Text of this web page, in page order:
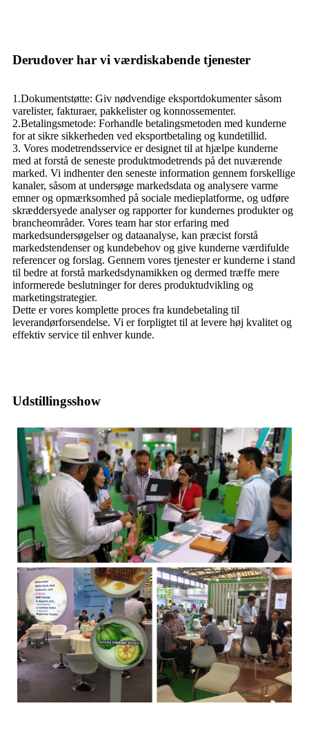
Derudover har vi værdiskabende tjenester
1.Dokumentstøtte: Giv nødvendige eksportdokumenter såsom
varelister, fakturaer, pakkelister og konnossementer.
2.Betalingsmetode: Forhandle betalingsmetoden med kunderne
for at sikre sikkerheden ved eksportbetaling og kundetillid.
3. Vores modetrendsservice er designet til at hjælpe kunderne
med at forstå de seneste produktmodetrends på det nuværende
marked. Vi indhenter den seneste information gennem forskellige
kanaler, såsom at undersøge markedsdata og analysere varme
emner og opmærksomhed på sociale medieplatforme, og udføre
skræddersyede analyser og rapporter for kundernes produkter og
brancheområder. Vores team har stor erfaring med
markedsundersøgelser og dataanalyse, kan præcist forstå
markedstendenser og kundebehov og give kunderne værdifulde
referencer og forslag. Gennem vores tjenester er kunderne i stand
til bedre at forstå markedsdynamikken og dermed træffe mere
informerede beslutninger for deres produktudvikling og
marketingstrategier.
Dette er vores komplette proces fra kundebetaling til
leverandørforsendelse. Vi er forpligtet til at levere høj kvalitet og
effektiv service til enhver kunde.
Udstillingsshow